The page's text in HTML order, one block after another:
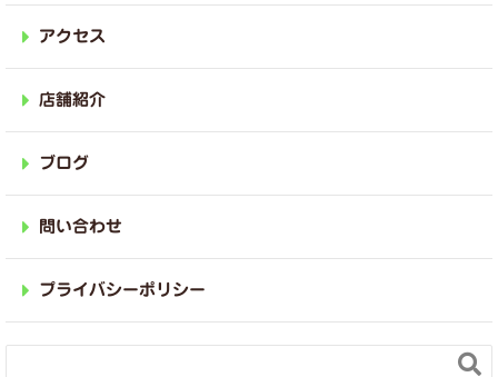
アクセス
店舗紹介
ブログ
問い合わせ
プライバシーポリシー
